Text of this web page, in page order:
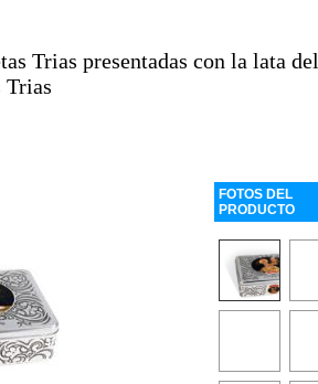
Trias presentadas con la lata del
Trias
FOTOS DEL
PRODUCTO